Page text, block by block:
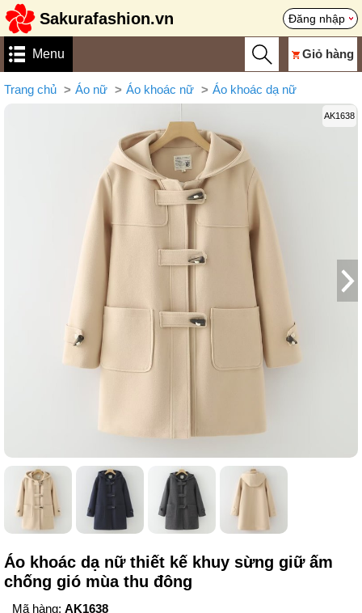
Sakurafashion.vn Đăng nhập
Menu Giỏ hàng
Trang chủ Áo nữ Áo khoác nữ Áo khoác dạ nữ
AK1638
Áo khoác dạ nữ thiết kế khuy sừng giữ ấm
chống gió mùa thu đông
Mã hàng: AK1638